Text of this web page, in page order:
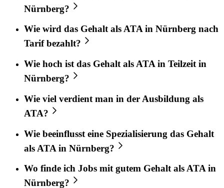
Nürnberg?
Wie wird das Gehalt als ATA in Nürnberg nach
Tarif bezahlt?
Wie hoch ist das Gehalt als ATA in Teilzeit in
Nürnberg?
Wie viel verdient man in der Ausbildung als
ATA?
Wie beeinflusst eine Spezialisierung das Gehalt
als ATA in Nürnberg?
Wo finde ich Jobs mit gutem Gehalt als ATA in
Nürnberg?